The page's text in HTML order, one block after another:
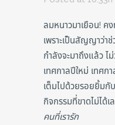
ลมหนาวมาเยือน! ค
เพราะเป็นสัญญาว่า
กำลังจะมาถึงแล้ว ไ
เทศกาลปีใหม่ เทศก
เต็มไปด้วยรอยยิ้มกั
กิจกรรมที่ขาดไม่ได้
คนที่เรารัก